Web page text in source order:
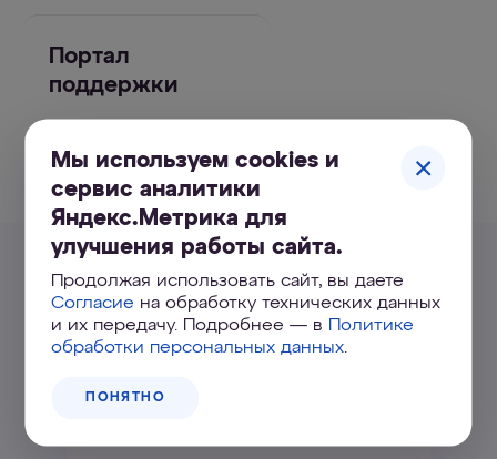
Портал
поддержки
УЗНАТЬ БОЛЬШЕ
Похожие товары
Мы используем cookies и
сервис аналитики
Яндекс.Метрика для
улучшения работы сайта.
Продолжая использовать сайт, вы даете
Согласие на обработку технических данных
и их передачу. Подробнее — в Политике
обработки персональных данных
ПОНЯТНО